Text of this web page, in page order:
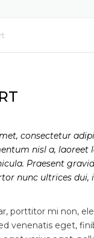
consectetur
nisl a, laoreet
Praesent
nunc ultrices dui,
porttitor mi non,
venenatis eget,